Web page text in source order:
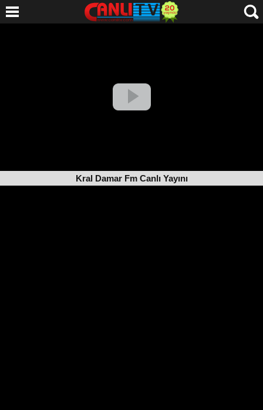
Kral Damar Fm Canlı Yayını